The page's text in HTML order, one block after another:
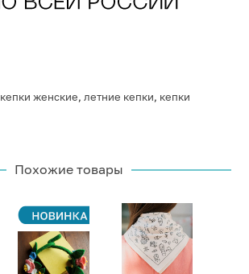
кепки женские, летние кепки, кепки
Похожие товары